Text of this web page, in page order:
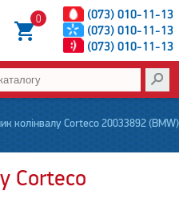
(073) 010-11-13
(073) 010-11-13
(073) 010-11-13
0
колінвалу Corteco 20033892 (BMW)
Corteco